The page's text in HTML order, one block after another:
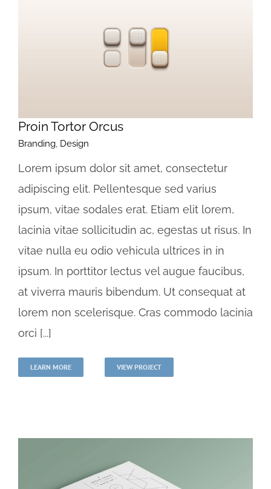
Proin Tortor Orcus
Branding, Design
Lorem ipsum dolor sit amet, consectetur
adipiscing elit. Pellentesque sed varius
ipsum, vitae sodales erat. Etiam elit lorem,
lacinia vitae sollicitudin ac, egestas ut risus. In
vitae nulla eu odio vehicula ultrices in in
ipsum. In porttitor lectus vel augue faucibus,
at viverra mauris bibendum. Ut consequat at
lorem non scelerisque. Cras commodo lacinia
orci [...]
LEARN MORE VIEW PROJECT